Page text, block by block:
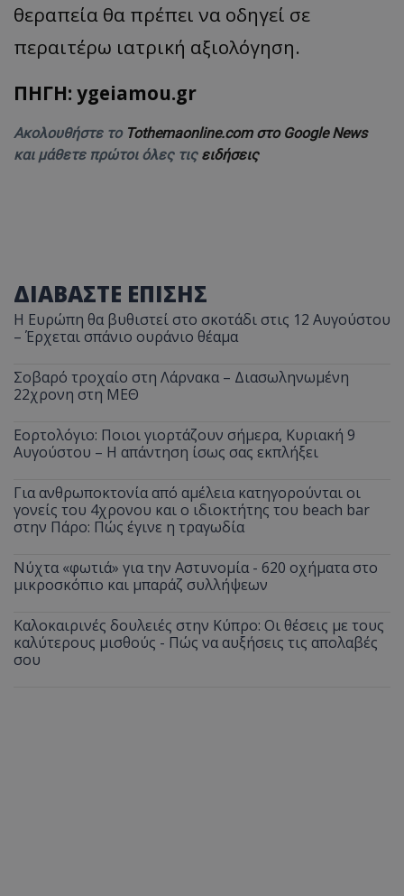
θεραπεία θα πρέπει να οδηγεί σε
περαιτέρω ιατρική αξιολόγηση.
ΠΗΓΗ: ygeiamou.gr
Ακολουθήστε το Tothemaonline.com στο Google News
και μάθετε πρώτοι όλες τις ειδήσεις
ΔΙΑΒΑΣΤΕ ΕΠΙΣΗΣ
Η Ευρώπη θα βυθιστεί στο σκοτάδι στις 12 Αυγούστου
– Έρχεται σπάνιο ουράνιο θέαμα
Σοβαρό τροχαίο στη Λάρνακα – Διασωληνωμένη
22χρονη στη ΜΕΘ
Εορτολόγιο: Ποιοι γιορτάζουν σήμερα, Κυριακή 9
Αυγούστου – Η απάντηση ίσως σας εκπλήξει
Για ανθρωποκτονία από αμέλεια κατηγορούνται οι
γονείς του 4χρονου και ο ιδιοκτήτης του beach bar
στην Πάρο: Πώς έγινε η τραγωδία
Νύχτα «φωτιά» για την Αστυνομία - 620 οχήματα στο
μικροσκόπιο και μπαράζ συλλήψεων
Καλοκαιρινές δουλειές στην Κύπρο: Οι θέσεις με τους
καλύτερους μισθούς - Πώς να αυξήσεις τις απολαβές
σου